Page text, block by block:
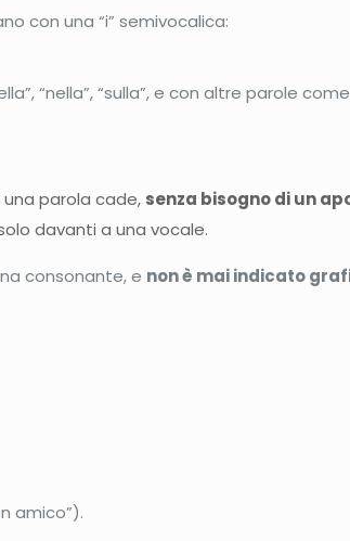
con una “i” semivocalica:
“nella”, “sulla”, e con altre parole come
una parola cade, senza bisogno di un
davanti a una vocale.
consonante, e non è mai indicato
amico”).